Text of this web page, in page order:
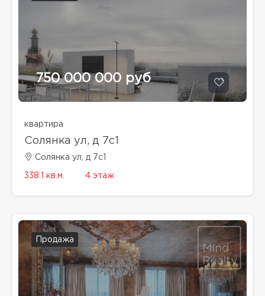
750 000 000 руб
квартира
Солянка ул, д 7с1
Солянка ул, д 7с1
338.1 кв.м. 4 этаж
Продажа